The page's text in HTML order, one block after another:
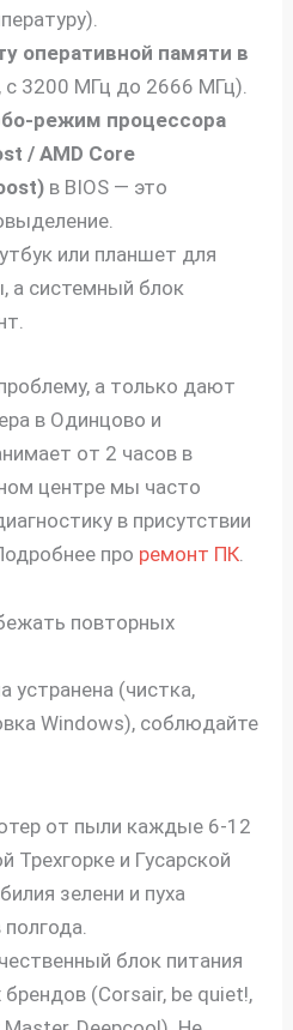
оперативной памяти в
с 3200 МГц до 2666 МГц).
режим процессора
/ AMD Core
в BIOS — это
или планшет для
а системный блок
а только дают
в Одинцово и
от 2 часов в
центре мы часто
в присутствии
про ремонт ПК
повторных
устранена (чистка,
Windows), соблюдайте
от пыли каждые 6-12
Трехгорке и Гусарской
зелени и пуха
блок питания
(Corsair, be quiet!,